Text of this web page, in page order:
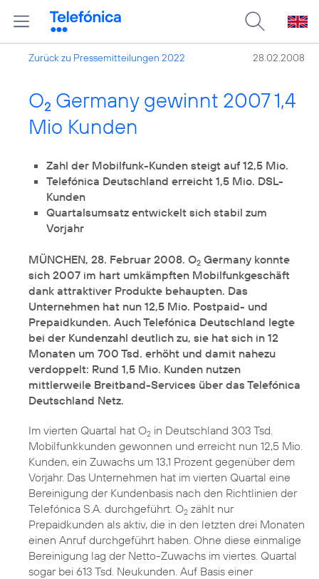
Zurück zu Pressemitteilungen 2022 28.02.2008
O2 Germany gewinnt 2007 1,4
Mio Kunden
Zahl der Mobilfunk-Kunden steigt auf 12,5 Mio.
Telefónica Deutschland erreicht 1,5 Mio. DSL-
Kunden
Quartalsumsatz entwickelt sich stabil zum
Vorjahr
MÜNCHEN, 28. Februar 2008. O2 Germany konnte
sich 2007 im hart umkämpften Mobilfunkgeschäft
dank attraktiver Produkte behaupten. Das
Unternehmen hat nun 12,5 Mio. Postpaid- und
Prepaidkunden. Auch Telefónica Deutschland legte
bei der Kundenzahl deutlich zu, sie hat sich in 12
Monaten um 700 Tsd. erhöht und damit nahezu
verdoppelt: Rund 1,5 Mio. Kunden nutzen
mittlerweile Breitband-Services über das Telefónica
Deutschland Netz.
Im vierten Quartal hat O2 in Deutschland 303 Tsd.
Mobilfunkkunden gewonnen und erreicht nun 12,5 Mio.
Kunden, ein Zuwachs um 13,1 Prozent gegenüber dem
Vorjahr. Das Unternehmen hat im vierten Quartal eine
Bereinigung der Kundenbasis nach den Richtlinien der
Telefónica S.A. durchgeführt. O2 zählt nur
Prepaidkunden als aktiv, die in den letzten drei Monaten
einen Anruf durchgeführt haben. Ohne diese einmalige
Bereinigung lag der Netto-Zuwachs im viertes. Quartal
sogar bei 613 Tsd. Neukunden. Auf Basis einer